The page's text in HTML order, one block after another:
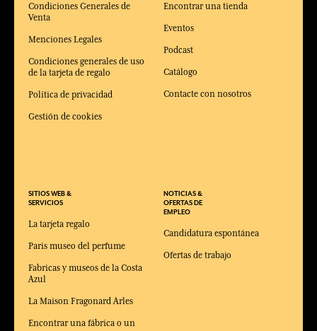
Condiciones Generales de
Venta
Menciones Legales
Condiciones generales de uso
de la tarjeta de regalo
Política de privacidad
Gestión de cookies
SITIOS WEB &
SERVICIOS
La tarjeta regalo
Paris museo del perfume
Fabricas y museos de la Costa
Azul
La Maison Fragonard Arles
Encontrar una fábrica o un
Encontrar una tienda
Eventos
Podcast
Catálogo
Contacte con nosotros
NOTICIAS &
OFERTAS DE
EMPLEO
Candidatura espontánea
Ofertas de trabajo